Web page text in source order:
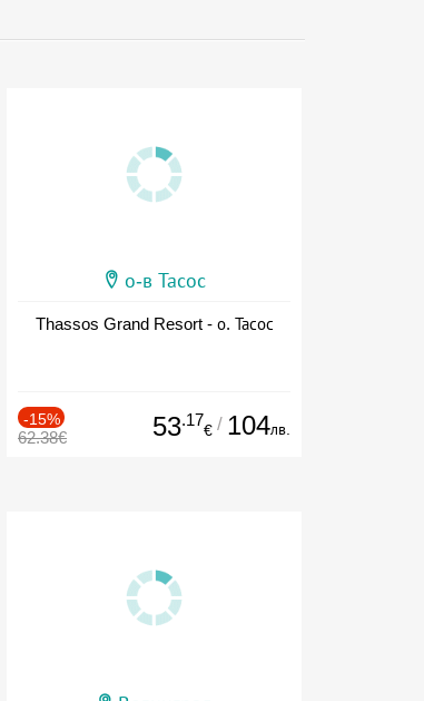
о-в Тасос
Thassos Grand Resort - о. Тасос
-15%
62.38€ 53.17
€ / 104лв.